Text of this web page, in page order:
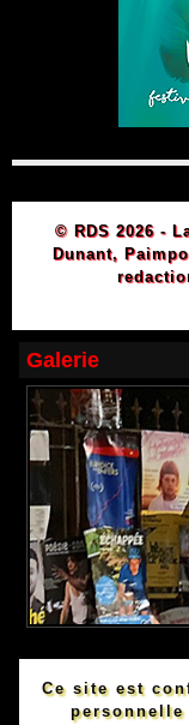
© RDS 2026 -
Dunant,
Galerie
Ce site est